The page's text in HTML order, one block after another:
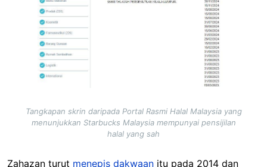
Tangkapan skrin daripada Portal Rasmi Halal Malaysia yang
menunjukkan Starbucks Malaysia mempunyai pensijilan
halal yang sah
Zahazan turut menepis dakwaan itu pada 2014 dan